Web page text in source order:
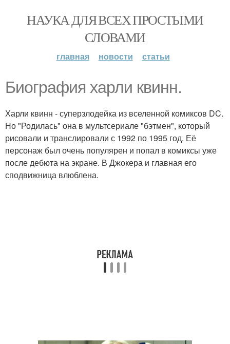
НАУКА ДЛЯ ВСЕХ ПРОСТЫМИ
СЛОВАМИ
главная новости статьи
Биография харли квинн.
Харли квинн - суперзлодейка из вселенной комиксов DC.
Но "Родилась" она в мультсериале "бэтмен", который
рисовали и транслировали с 1992 по 1995 год. Её
персонаж был очень популярен и попал в комиксы уже
после дебюта на экране. В Джокера и главная его
сподвижница влюблена.